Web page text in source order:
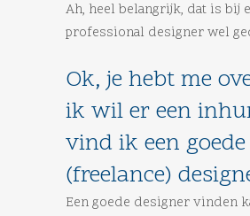
Ah, heel belangrijk, dat is bij
professional designer wel
Ok, je hebt me
ik wil er een
vind ik een goede
(freelance)
Een goede designer vinden